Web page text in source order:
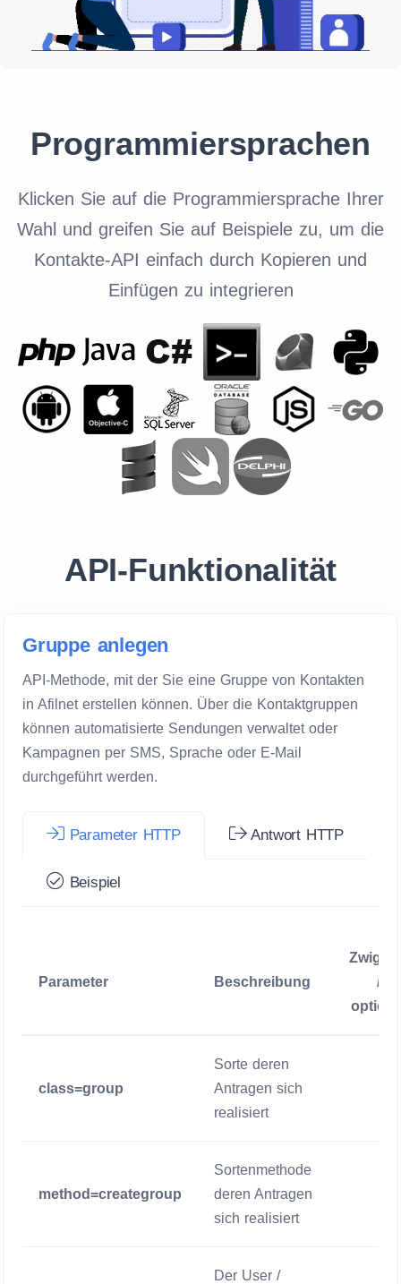
Programmiersprachen
Klicken Sie auf die Programmiersprache Ihrer
Wahl und greifen Sie auf Beispiele zu, um die
Kontakte-API einfach durch Kopieren und
Einfügen zu integrieren
API-Funktionalität
Gruppe anlegen
API-Methode, mit der Sie eine Gruppe von Kontakten
in Afilnet erstellen können. Über die Kontaktgruppen
können automatisierte Sendungen verwaltet oder
Kampagnen per SMS, Sprache oder E-Mail
durchgeführt werden.
Parameter HTTP Antwort HTTP
Beispiel
Parameter Beschreibung
/
class=group
Sorte deren
Antragen sich
realisiert
method=creategroup
Sortenmethode
deren Antragen
sich realisiert
Der User /